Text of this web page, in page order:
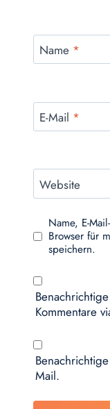
Name *
E-Mail *
Website
Name, E-
Browser für
speichern.
Kommentare
Mail.